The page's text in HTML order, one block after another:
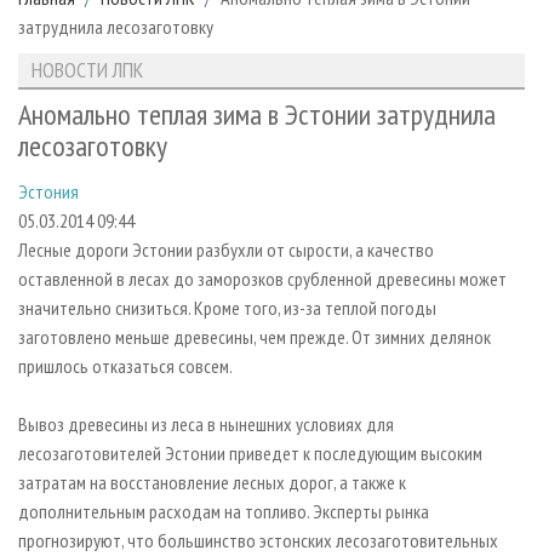
РУБРИКИ ЖУРНАЛА
ЛЕСОЗАГОТОВКА
ЛЕСОПИЛЕНИЕ
СУШКА ДРЕВЕСИНЫ
ПРОИЗВОДСТВО ДРЕВЕСНЫХ ПЛИТ
ДЕРЕВЯННОЕ ДОМОСТРОЕНИЕ
ПРОИЗВОДСТВО МЕБЕЛИ
БИОЭНЕРГЕТИКА
ЦБП
ИНСТРУМЕНТ И МАТЕРИАЛЫ
НОВОСТИ
НОВОСТИ ЛПК
НОВОСТИ ЖУРНАЛА
ПРОЕКТЫ ЛПИ
АНАЛИТИКА
ПРЕДПРИЯТИЯ ЛПК
ПЕРСОНЫ
МОБИЛЬНЫЕ ВЫСТАВКИ
ОФИЦИАЛЬНЫЕ ДЕЛЕГАЦИИ
ПРИОРИТЕТНЫЕ ИНВЕСТПРОЕКТЫ
RUSSIAN FORESTRY REVIEW
ГАЗЕТА ЛЕСПРОМФОРУМ
БИБЛИОТЕКА СПЕЦИАЛИСТА
АРХИВ ЖУРНАЛОВ
О ЖУРНАЛЕ
КОНТАКТЫ
РЕКЛАМОДАТЕЛЯМ
РЕКЛАМА
РЕКЛАМА НА САЙТЕ
затруднила лесозаготовку
НОВОСТИ ЛПК
Аномально теплая зима в Эстонии затруднила
лесозаготовку
Эстония
05.03.2014 09:44
Лесные дороги Эстонии разбухли от сырости, а качество
оставленной в лесах до заморозков срубленной древесины может
значительно снизиться. Кроме того, из-за теплой погоды
заготовлено меньше древесины, чем прежде. От зимних делянок
пришлось отказаться совсем.
Вывоз древесины из леса в нынешних условиях для
лесозаготовителей Эстонии приведет к последующим высоким
затратам на восстановление лесных дорог, а также к
дополнительным расходам на топливо. Эксперты рынка
прогнозируют, что большинство эстонских лесозаготовительных